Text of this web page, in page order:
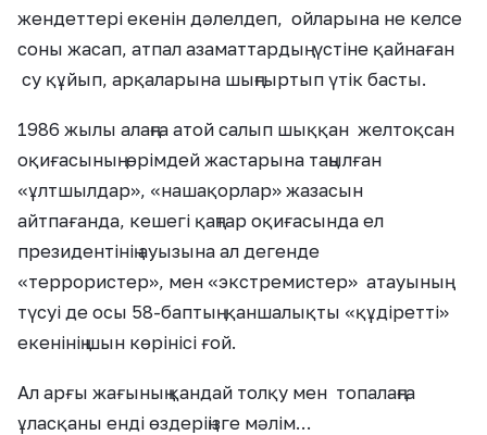
жендеттері екенін дәлелдеп, ойларына не келсе
соны жасап, атпал азаматтардың үстіне қайнаған
су құйып, арқаларына шыңғыртып үтік басты.
1986 жылы алаңға атой салып шыққан желтоқсан
оқиғасының өрімдей жастарына таңылған
«ұлтшылдар», «нашақорлар» жазасын
айтпағанда, кешегі қаңтар оқиғасында ел
президентінің ауызына ал дегенде
«террористер», мен «экстремистер» атауының
түсуі де осы 58-баптың қаншалықты «құдіретті»
екенінің шын көрінісі ғой.
Ал арғы жағының қандай толқу мен топалаңға
ұласқаны енді өздеріңізге мәлім…